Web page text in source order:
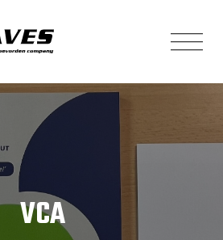
VCA